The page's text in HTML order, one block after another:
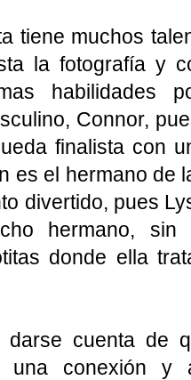
tiene muchos
la fotografía y
habilidades
Connor,
finalista con
es el hermano de
divertido, pues
hermano,
donde ella
darse cuenta de
una conexión y